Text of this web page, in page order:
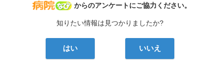
病院なび
からのアンケートにご協力ください。
知りたい情報は見つかりましたか?
はい いいえ